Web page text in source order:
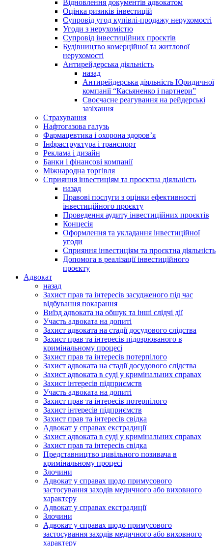
Відновлення документів адвокатом
Оцінка ризиків інвестицій
Супровід угод купівлі-продажу нерухомості
Угоди з нерухомістю
Супровід інвестиційних проєктів
Будівництво комерційної та житлової
нерухомості
Антирейдерська діяльність
назад
Антирейдерська діяльність Юридичної
компанії “Касьяненко і партнери”
Своєчасне реагування на рейдерські
зазіхання
Страхування
Нафтогазова галузь
Фармацевтика і охорона здоров’я
Інфраструктура і транспорт
Реклама і дизайн
Банки і фінансові компанії
Міжнародна торгівля
Сприяння інвестиціям та проєктна діяльність
назад
Правові послуги з оцінки ефективності
інвестиційного проєкту
Проведення аудиту інвестиційних проєктів
Концесія
Оформлення та укладання інвестиційної
угоди
Сприяння інвестиціям та проєктна діяльність
Допомога в реалізації інвестиційного
проєкту
Адвокат
назад
Захист прав та інтересів засудженого під час
відбування покарання
Виїзд адвоката на обшук та інші слідчі дії
Участь адвоката на допиті
Захист адвоката на стадії досудового слідства
Захист прав та інтересів підозрюваного в
кримінальному процесі
Захист прав та інтересів потерпілого
Захист адвоката на стадії досудового слідства
Захист адвоката в суді у кримінальних справах
Захист інтересів підприємств
Участь адвоката на допиті
Захист прав та інтересів потерпілого
Захист інтересів підприємств
Захист прав та інтересів свідка
Адвокат у справах екстрадиції
Захист адвоката в суді у кримінальних справах
Захист прав та інтересів свідка
Представництво цивільного позивача в
кримінальному процесі
Злочини
Адвокат у справах щодо примусового
застосування заходів медичного або виховного
характеру
Адвокат у справах екстрадиції
Злочини
Адвокат у справах щодо примусового
застосування заходів медичного або виховного
характеру